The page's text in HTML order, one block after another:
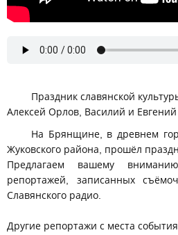
Праздник славянской
Алексей Орлов, Василий и Евгений
На Брянщине, в древнем
Жуковского района, прошёл
Предлагаем вашему
репортажей, записанных
Славянского радио.
Другие репортажи с места